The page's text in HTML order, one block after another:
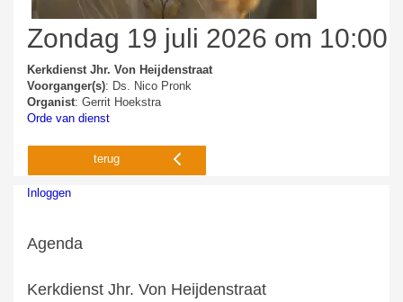
Zondag 19 juli 2026 om 10:00
Kerkdienst Jhr. Von Heijdenstraat
Voorganger(s): Ds. Nico Pronk
Organist: Gerrit Hoekstra
Orde van dienst
terug
Inloggen
Agenda
Kerkdienst Jhr. Von Heijdenstraat